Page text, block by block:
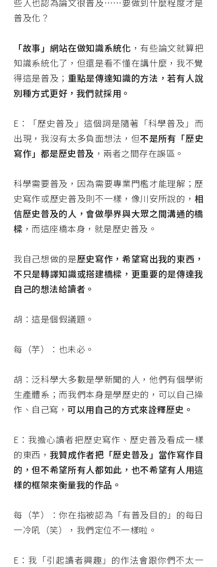
些人也認為論文很普及……要做到什麼程度才是
普及化？
「故事」網站在做知識系統化 ，有些論文就算把
知識系統化了，但還是看不懂在講什麼，我不覺
得這是普及； 重點是傳達知識的方法，若有人說
別種方式更好，我們就採用。
E：「歷史普及」這個詞是隨著「科學普及」而
出現，我沒有太多負面想法，但不是所有「歷史
寫作」都是歷史普及 ，兩者之間存在誤區。
科學需要普及，因為需要專業門檻才能理解；歷
史寫作或歷史普及則不一樣，像川安所說的， 相
信歷史普及的人，會做學界與大眾之間溝通的橋
樑 ，而這座橋本身，就是歷史普及。
我自己想做的是歷史寫作，希望寫出我的東西，
不只是轉譯知識或搭建橋樑，更重要的是傳達我
自己的想法給讀者。
胡：這是個假議題。
每（芋）：也未必。
胡：泛科學大多數是學新聞的人，他們有個學術
生產體系；而我們本身是學歷史的，可以自己操
作、自己寫， 可以用自己的方式來詮釋歷史。
E：我擔心讀者把歷史寫作、歷史普及看成一樣
的東西， 我贊成作者把「歷史普及」當作寫作目
的，但不希望所有人都如此，也不希望有人用這
樣的框架來衡量我的作品。
每（芋）：你在指被認為「有普及目的」的每日
一冷吼（笑），我們定位不一樣啦。
E：我「引起讀者興趣」的作法會跟你們不太一